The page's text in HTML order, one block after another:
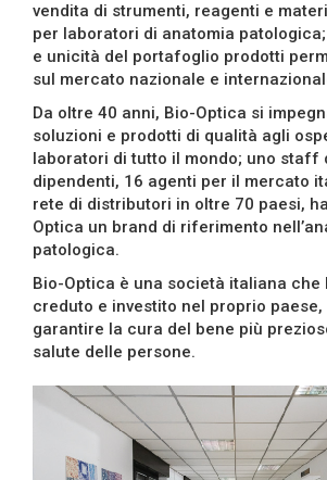
vendita di strumenti, reagenti e
per laboratori di anatomia
e unicità del portafoglio prodotti
sul mercato nazionale e
Da oltre 40 anni, Bio-Optica si
soluzioni e prodotti di qualità agli
laboratori di tutto il mondo; uno staff
dipendenti, 16 agenti per il mercato
rete di distributori in oltre 70 paesi,
Optica un brand di riferimento
patologica.
Bio-Optica è una società italiana che
creduto e investito nel proprio
garantire la cura del bene più
salute delle persone.